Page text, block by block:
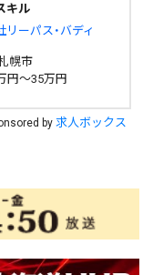
キル
リーパス・バディ
幌市
円～35万円
by 求人ボックス